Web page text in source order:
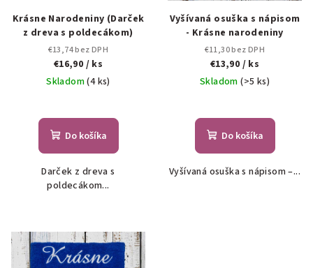
dKrásne Narodeniny (Darček
z dreva s poldecákom)
€13,74 bez DPH
€16,90 / ks
Skladom(4 ks)
Do košíka
Darček z dreva s
poldecákom...
Vyšívaná osuška s nápisom
- Krásne narodeniny
€11,30 bez DPH
€13,90 / ks
Skladom(>5 ks)
Do košíka
Vyšívaná osuška s nápisom –...